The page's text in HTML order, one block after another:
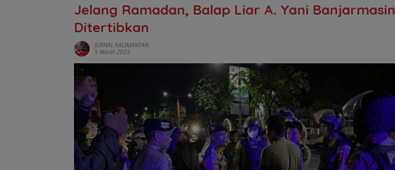
Jelang Ramadan, Balap Liar A. Yani Banjarmasin
Ditertibkan
JURNAL KALIMANTAN
5 Maret 2023